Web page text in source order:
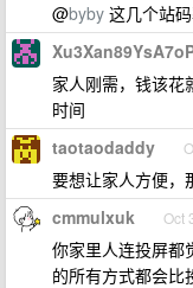
@byby 这几个站
家人刚需，钱该花
时间
taotaodaddy
要想让家人方便，
cmmulxuk Oct
你家里人连投屏都
的所有方式都会比